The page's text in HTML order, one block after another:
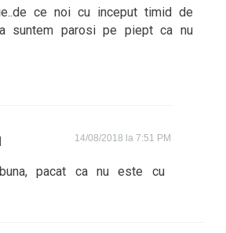
ce noi cu inceput timid de
suntem parosi pe piept ca nu
14/08/2018 la 7:51 PM
pacat ca nu este cu